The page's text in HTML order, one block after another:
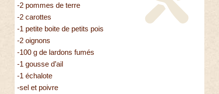
-2 pommes de terre
-2 carottes
-1 petite boite de petits pois
-2 oignons
-100 g de lardons fumés
-1 gousse d’ail
-1 échalote
-sel et poivre